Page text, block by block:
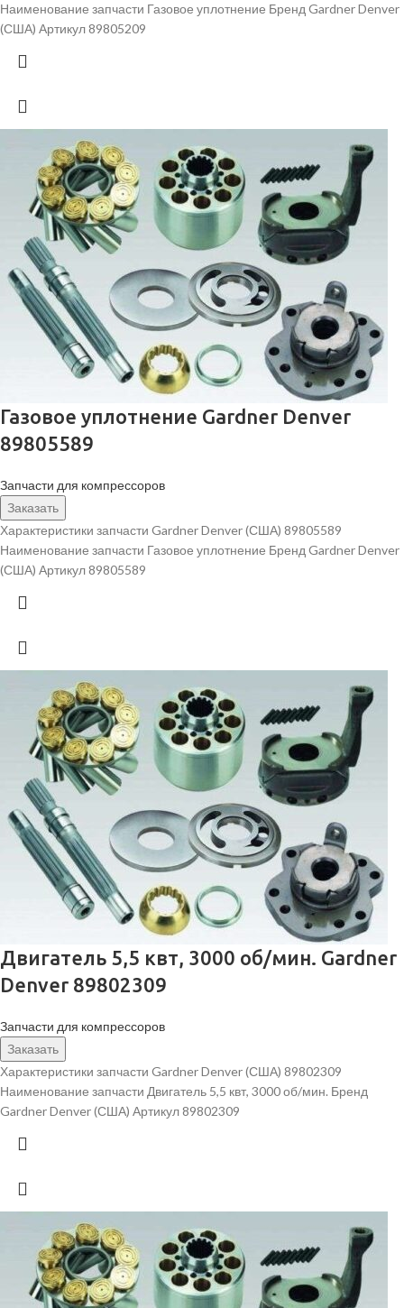
Наименование запчасти Газовое уплотнение Бренд Gardner Denver
(США) Артикул 89805209
Газовое уплотнение Gardner Denver
89805589
Запчасти для компрессоров
Заказать
Характеристики запчасти Gardner Denver (США) 89805589
Наименование запчасти Газовое уплотнение Бренд Gardner Denver
(США) Артикул 89805589
Двигатель 5,5 квт, 3000 об/мин. Gardner
Denver 89802309
Запчасти для компрессоров
Заказать
Характеристики запчасти Gardner Denver (США) 89802309
Наименование запчасти Двигатель 5,5 квт, 3000 об/мин. Бренд
Gardner Denver (США) Артикул 89802309